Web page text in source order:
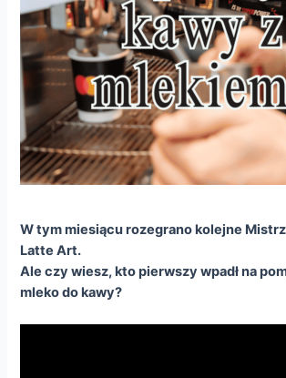
W tym miesiącu rozegrano kolejne
Latte Art.
Ale czy wiesz, kto pierwszy wpadł na
mleko do kawy?